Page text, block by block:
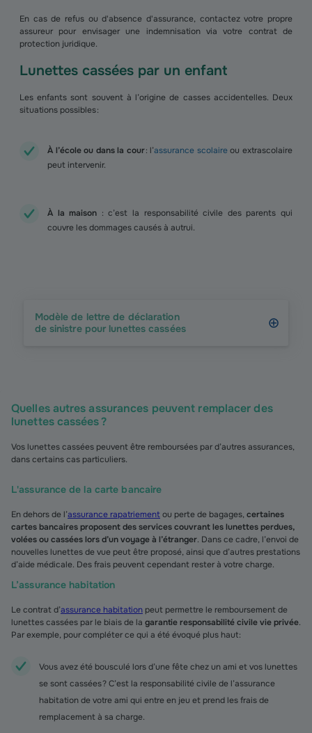
En cas de refus ou d'absence d'assurance, contactez votre propre
assureur pour envisager une indemnisation via votre contrat de
protection juridique.
Lunettes cassées par un enfant
Les enfants sont souvent à l’origine de casses accidentelles. Deux
situations possibles :
À l’école ou dans la cour: l’assurance scolaireou extrascolaire
peut intervenir.
À la maison : c’est la responsabilité civile des parents qui
couvre les dommages causés à autrui.
Modèle de lettre de déclaration
de sinistre pour lunettes cassées
Quelles autres assurances peuvent remplacer des
lunettes cassées ?
Vos lunettes cassées peuvent être remboursées par d’autres assurances,
dans certains cas particuliers.
L'assurance de la carte bancaire
En dehors de l’assurance rapatriementou perte de bagages, certaines
cartes bancaires proposent des services couvrant les lunettes perdues,
volées ou cassées lors d’un voyage à l’étranger. Dans ce cadre, l’envoi de
nouvelles lunettes de vue peut être proposé, ainsi que d’autres prestations
d’aide médicale. Des frais peuvent cependant rester à votre charge.
L’assurance habitation
Le contrat d’assurance habitation peut permettre le remboursement de
lunettes cassées par le biais de la garantie responsabilité civile vie privée.
Par exemple, pour compléter ce qui a été évoqué plus haut :
Vous avez été bousculé lors d’une fête chez un ami et vos lunettes
se sont cassées ? C’est la responsabilité civile de l’assurance
habitation de votre ami qui entre en jeu et prend les frais de
remplacement à sa charge.